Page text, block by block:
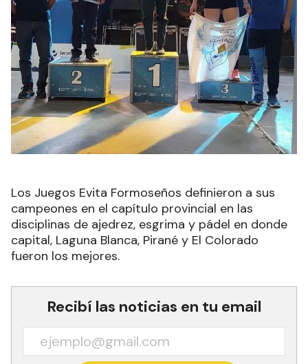
Los Juegos Evita Formoseños definieron a sus
campeones en el capítulo provincial en las
disciplinas de ajedrez, esgrima y pádel en donde
capital, Laguna Blanca, Pirané y El Colorado
fueron los mejores.
Recibí las noticias en tu email